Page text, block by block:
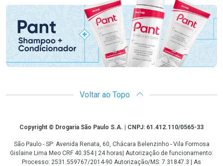
Voltar ao Topo
CopyrightCopyright © Drogaria São Paulo S.A. | CNPJ: 61.412.110/0565-33
São Paulo - SP: Avenida Renata, 60, Chácara Belenzinho - Vila Formosa
Gislaine Lima Meo CRF 40.354 | 24 horas| Autorização de funcionamento:
Processo: 2531.559767/2014-90 Autorização/MS: 7.31847.3 | As